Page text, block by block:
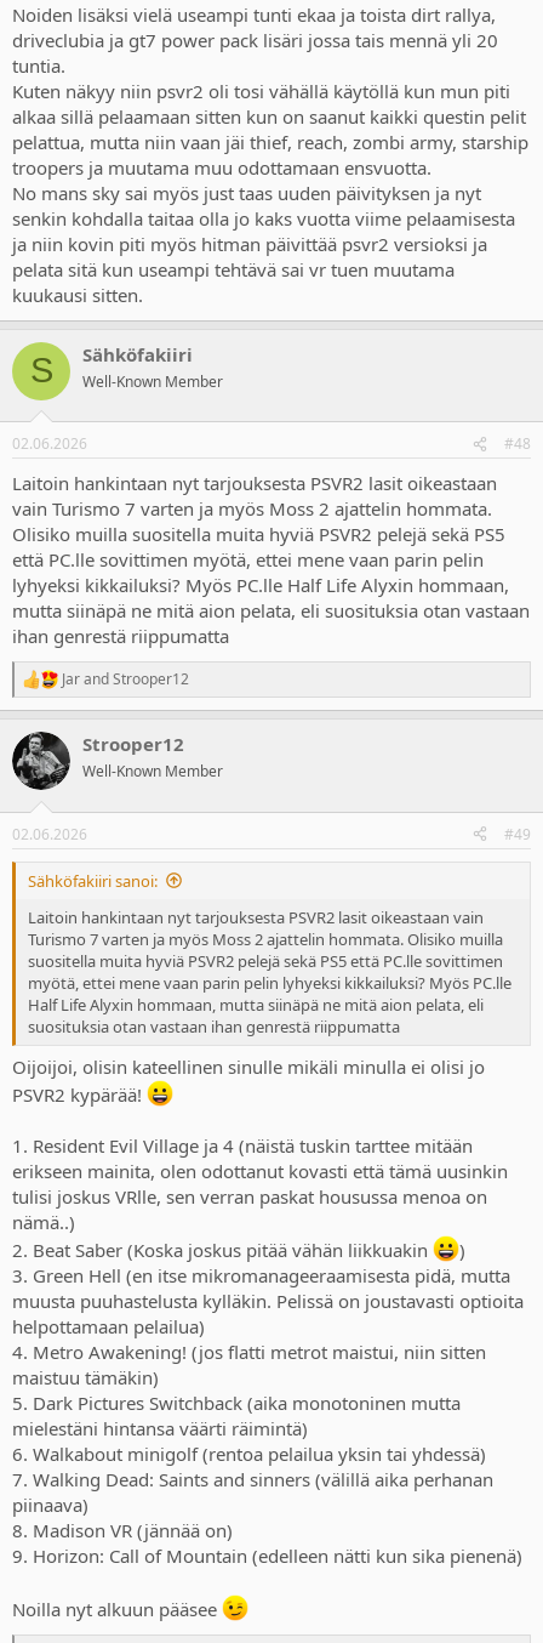
Noiden lisäksi vielä useampi tunti ekaa ja toista dirt rallya,
driveclubia ja gt7 power pack lisäri jossa tais mennä yli 20
tuntia.
Kuten näkyy niin psvr2 oli tosi vähällä käytöllä kun mun piti
alkaa sillä pelaamaan sitten kun on saanut kaikki questin pelit
pelattua, mutta niin vaan jäi thief, reach, zombi army, starship
troopers ja muutama muu odottamaan ensvuotta.
No mans sky sai myös just taas uuden päivityksen ja nyt
senkin kohdalla taitaa olla jo kaks vuotta viime pelaamisesta
ja niin kovin piti myös hitman päivittää psvr2 versioksi ja
pelata sitä kun useampi tehtävä sai vr tuen muutama
kuukausi sitten.
S Sähköfakiiri
Well-Known Member
02.06.2026 #48
Laitoin hankintaan nyt tarjouksesta PSVR2 lasit oikeastaan
vain Turismo 7 varten ja myös Moss 2 ajattelin hommata.
Olisiko muilla suositella muita hyviä PSVR2 pelejä sekä PS5
että PC.lle sovittimen myötä, ettei mene vaan parin pelin
lyhyeksi kikkailuksi? Myös PC.lle Half Life Alyxin hommaan,
mutta siinäpä ne mitä aion pelata, eli suosituksia otan vastaan
ihan genrestä riippumatta
R
e
c
t
i
s
:
JarandStrooper12
Strooper12
Well-Known Member
02.06.2026 #49
Sähköfakiiri sanoi:
Laitoin hankintaan nyt tarjouksesta PSVR2 lasit oikeastaan vain
Turismo 7 varten ja myös Moss 2 ajattelin hommata. Olisiko muilla
suositella muita hyviä PSVR2 pelejä sekä PS5 että PC.lle sovittimen
myötä, ettei mene vaan parin pelin lyhyeksi kikkailuksi? Myös PC.lle
Half Life Alyxin hommaan, mutta siinäpä ne mitä aion pelata, eli
suosituksia otan vastaan ihan genrestä riippumatta
Oijoijoi, olisin kateellinen sinulle mikäli minulla ei olisi jo
PSVR2 kypärää!
1. Resident Evil Village ja 4 (näistä tuskin tarttee mitään
erikseen mainita, olen odottanut kovasti että tämä uusinkin
tulisi joskus VRlle, sen verran paskat housussa menoa on
nämä..)
2. Beat Saber (Koska joskus pitää vähän liikkuakin
)
3. Green Hell (en itse mikromanageeraamisesta pidä, mutta
muusta puuhastelusta kylläkin. Pelissä on joustavasti optioita
helpottamaan pelailua)
4. Metro Awakening! (jos flatti metrot maistui, niin sitten
maistuu tämäkin)
5. Dark Pictures Switchback (aika monotoninen mutta
mielestäni hintansa väärti räimintä)
6. Walkabout minigolf (rentoa pelailua yksin tai yhdessä)
7. Walking Dead: Saints and sinners (välillä aika perhanan
piinaava)
8. Madison VR (jännää on)
9. Horizon: Call of Mountain (edelleen nätti kun sika pienenä)
Noilla nyt alkuun pääsee